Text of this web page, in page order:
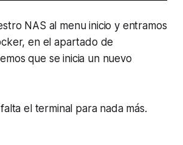
NAS al menu inicio y entramos
en el apartado de
que se inicia un nuevo
el terminal para nada más.